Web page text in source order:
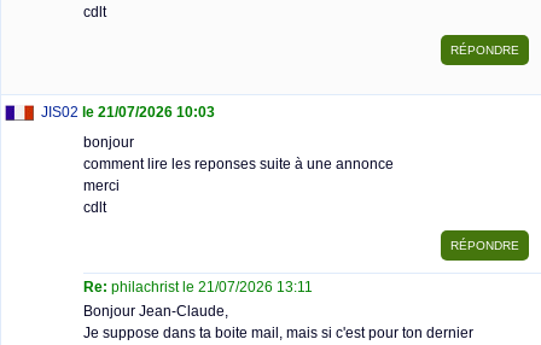
cdlt
JIS02 le 21/07/2026 10:03
bonjour
comment lire les reponses suite à une annonce
merci
cdlt
Re: philachrist le 21/07/2026 13:11
Bonjour Jean-Claude,
Je suppose dans ta boite mail, mais si c'est pour ton dernier